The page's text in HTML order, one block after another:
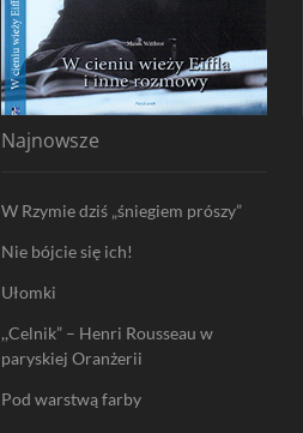
Najnowsze
W Rzymie dziś „śniegiem prószy”
Nie bójcie się ich!
Ułomki
,,Celnik” – Henri Rousseau w
paryskiej Oranżerii
Pod warstwą farby